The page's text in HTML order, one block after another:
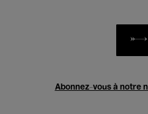
Abonnez-vous à notre